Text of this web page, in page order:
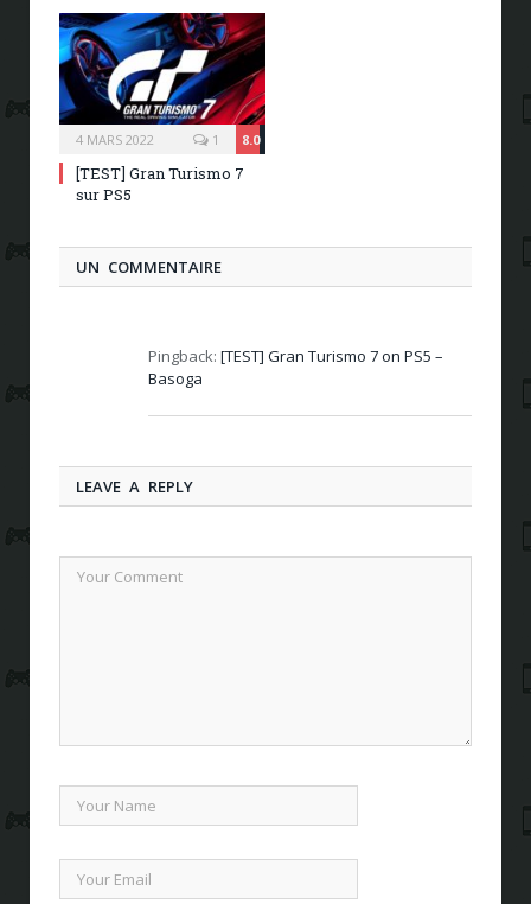
4 MARS 2022 8.0
1
[TEST] Gran Turismo 7
sur PS5
UN COMMENTAIRE
Pingback: [TEST] Gran Turismo 7 on PS5 –
Basoga
LEAVE A REPLY